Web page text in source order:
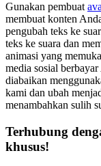
Gunakan pembuat
membuat konten
pengubah teks ke
teks ke suara dan
animasi yang
media sosial
diabaikan
kami dan ubah
menambahkan sulih
Terhubung
khusus!